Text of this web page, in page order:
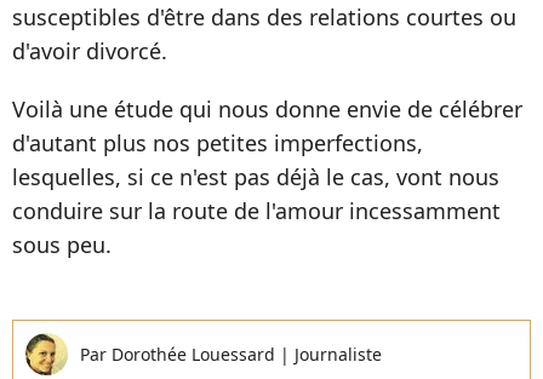
susceptibles d'être dans des relations courtes ou
d'avoir divorcé.
Voilà une étude qui nous donne envie de célébrer
d'autant plus nos petites imperfections,
lesquelles, si ce n'est pas déjà le cas, vont nous
conduire sur la route de l'amour incessamment
sous peu.
Par Dorothée Louessard | Journaliste